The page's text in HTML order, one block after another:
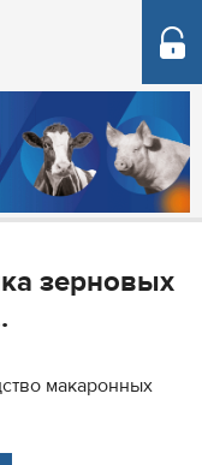
зерновых
макаронных